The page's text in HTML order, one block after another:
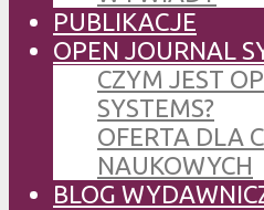
PUBLIKACJE
OPEN JOURNAL
CZYM JEST
SYSTEMS?
OFERTA DLA
NAUKOWYCH
BLOG